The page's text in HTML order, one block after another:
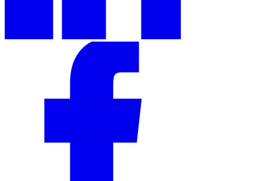
Calculadora de GST
Verificador de número de VAT
mandatos de facturación electrónica